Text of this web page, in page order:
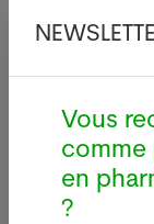
Vous
comme
en
?